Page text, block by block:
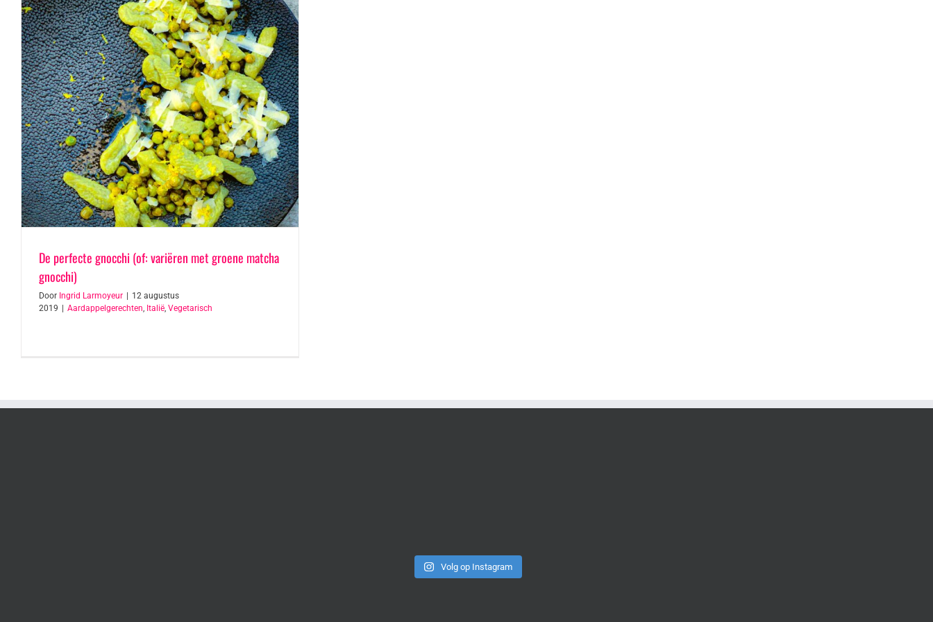
De perfecte gnocchi (of: variëren met groene matcha
gnocchi)
Door Ingrid Larmoyeur
12 augustus
2019
Aardappelgerechten, Italië, Vegetarisch
Volg op Instagram